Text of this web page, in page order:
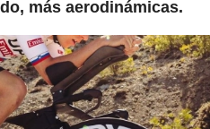
más aerodinámicas.